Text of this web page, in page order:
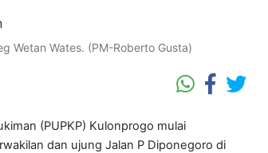
Wetan Wates. (PM-Roberto Gusta)
(PUPKP) Kulonprogo mulai
dan ujung Jalan P Diponegoro di